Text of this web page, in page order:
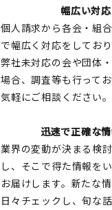
幅広い対
個人請求から各会・組
で幅広く対応をしており
弊社未対応の会や団体
場合、調査等も行って
気軽にご相談ください。
迅速で正確な
業界の変動が決まる検
し、そこで得た情報を
お届けします。新たな
日々チェックし、旬な